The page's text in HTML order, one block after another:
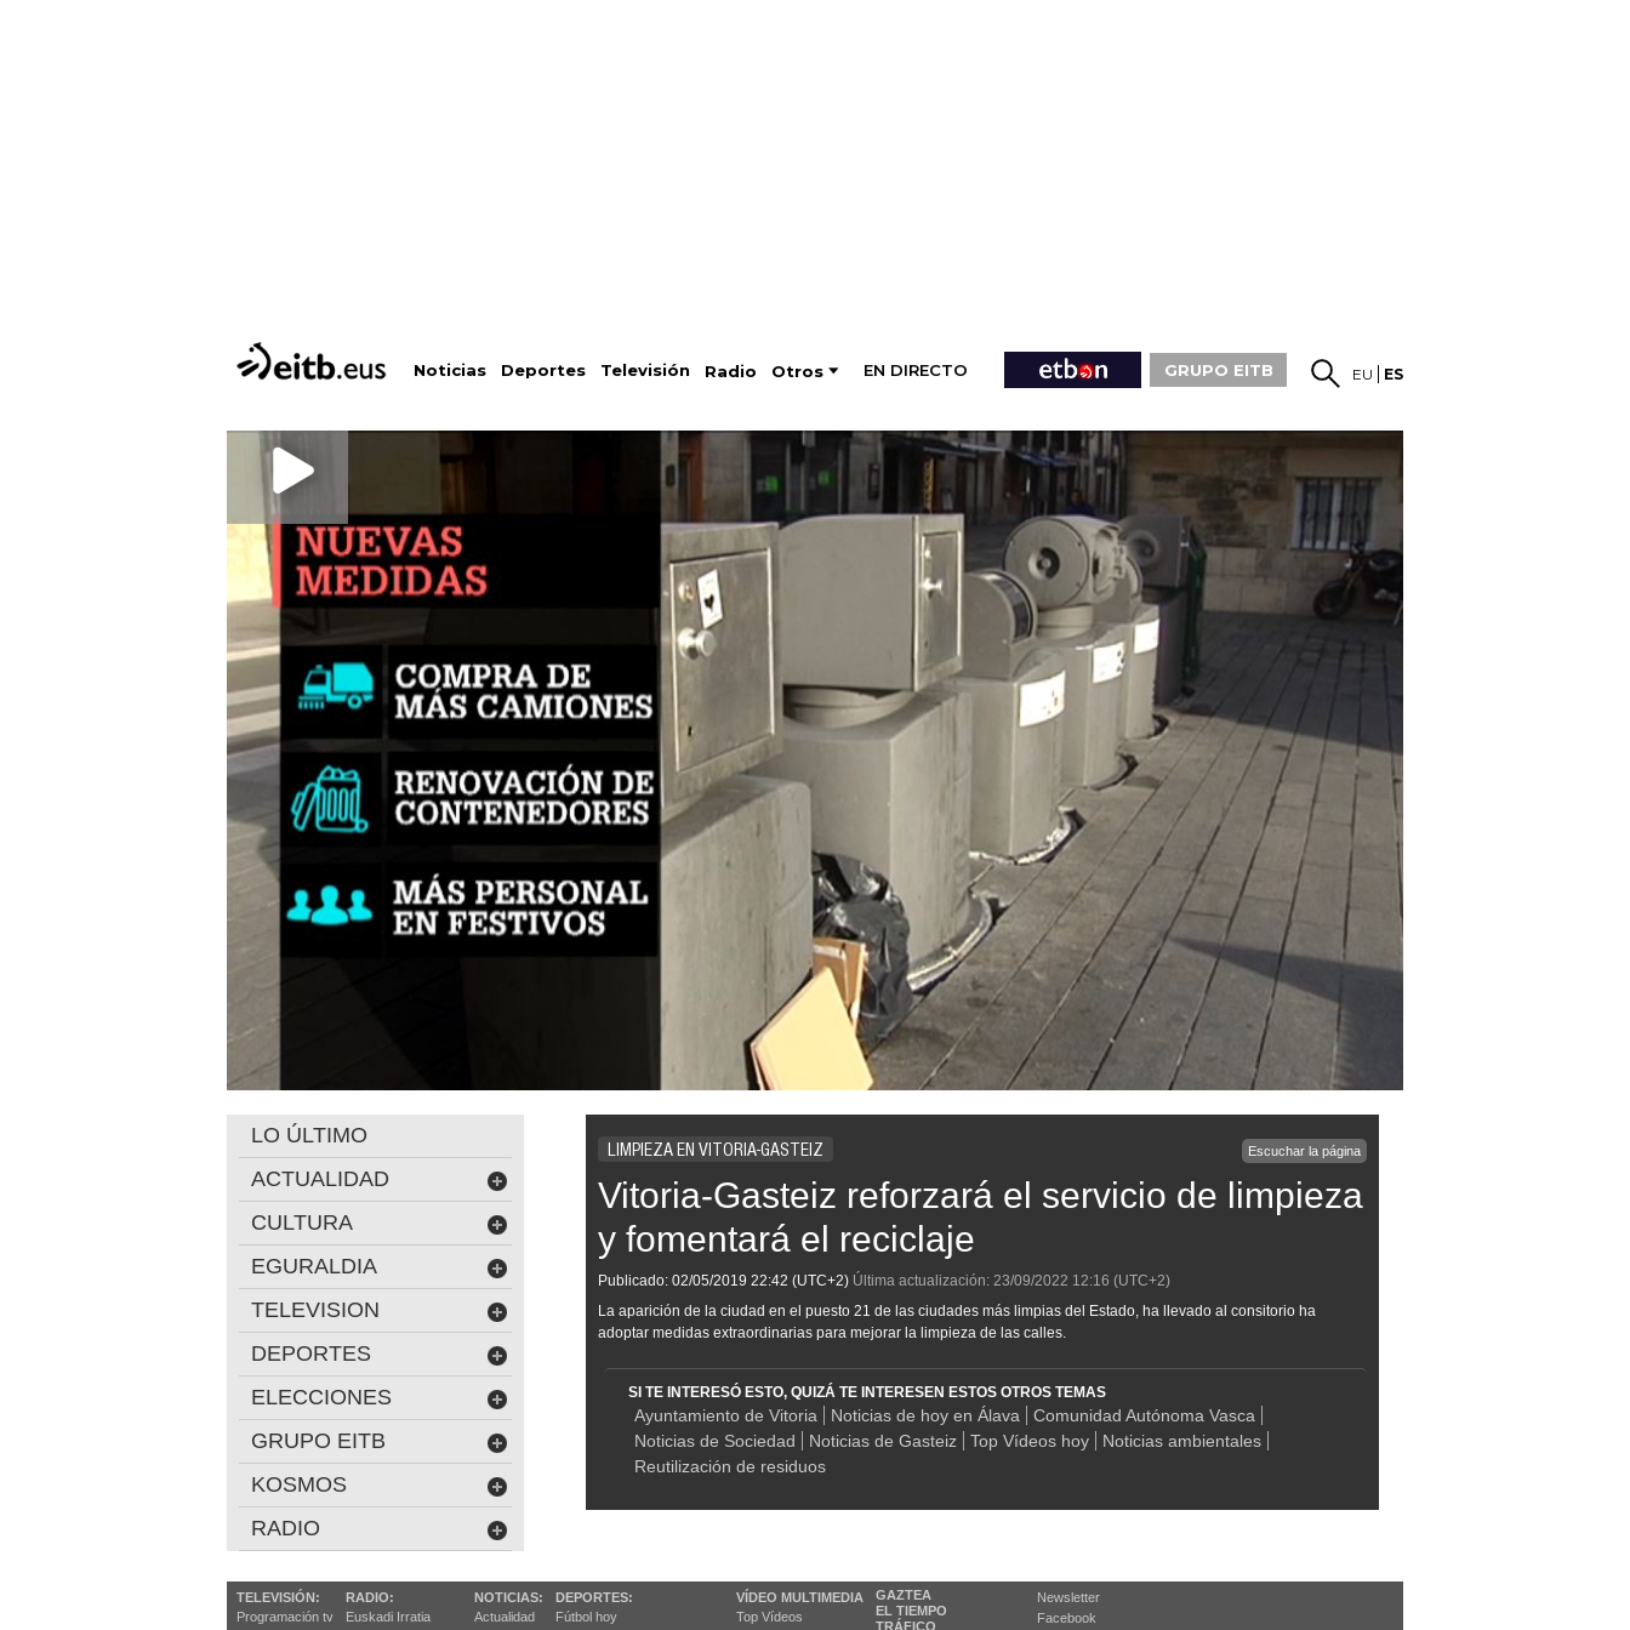
Noticias Deportes Televisión Radio Otros EN DIRECTO GRUPO EITB EU ES
LIMPIEZA EN VITORIA-GASTEIZ Escuchar la página
Vitoria-Gasteiz reforzará el servicio de limpieza
y fomentará el reciclaje
Publicado: 02/05/2019 22:42 (UTC+2) Última actualización: 23/09/2022 12:16 (UTC+2)
La aparición de la ciudad en el puesto 21 de las ciudades más limpias del Estado, ha llevado al consitorio ha
adoptar medidas extraordinarias para mejorar la limpieza de las calles.
SI TE INTERESÓ ESTO, QUIZÁ TE INTERESEN ESTOS OTROS TEMAS
Ayuntamiento de Vitoria Noticias de hoy en Álava
Comunidad Autónoma Vasca
Noticias de Sociedad
Noticias de Gasteiz Top Vídeos hoy
Noticias ambientales
Reutilización de residuos
LO ÚLTIMO
ACTUALIDAD
CULTURA
EGURALDIA
TELEVISION
DEPORTES
ELECCIONES
GRUPO EITB
KOSMOS
RADIO
TELEVISIÓN:
Programación tv
RADIO:
Euskadi Irratia
NOTICIAS:
Actualidad
DEPORTES:
Fútbol hoy
VÍDEO MULTIMEDIA
Top Vídeos
GAZTEA
EL TIEMPO
TRÁFICO
Newsletter
Facebook